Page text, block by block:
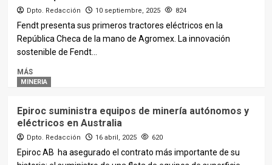
Dpto. Redacción 10 septiembre, 2025 824
Fendt presenta sus primeros tractores eléctricos en la
República Checa de la mano de Agromex. La innovación
sostenible de Fendt...
MÁS
MINERIA
Epiroc suministra equipos de minería autónomos y
eléctricos en Australia
Dpto. Redacción 16 abril, 2025 620
Epiroc AB ha asegurado el contrato más importante de su